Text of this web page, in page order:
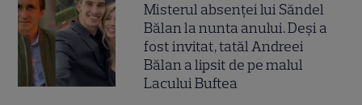
Misterul absenței lui Săndel
Bălan la nunta anului. Deși a
fost invitat, tatăl Andreei
Bălan a lipsit de pe malul
Lacului Buftea